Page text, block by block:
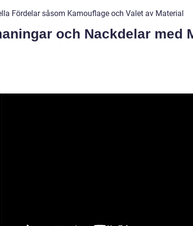
Fördelar såsom Kamouflage och Valet av Material
och Nackdelar med